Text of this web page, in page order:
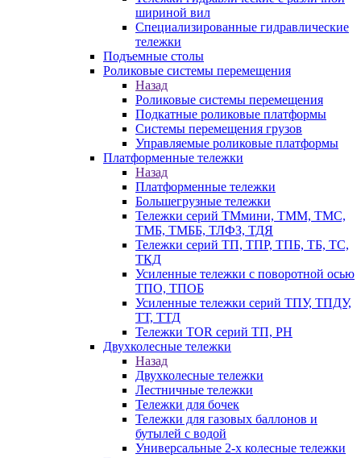
шириной вил
Специализированные гидравлические
тележки
Подъемные столы
Роликовые системы перемещения
Назад
Роликовые системы перемещения
Подкатные роликовые платформы
Системы перемещения грузов
Управляемые роликовые платформы
Платформенные тележки
Назад
Платформенные тележки
Большегрузные тележки
Тележки серий ТМмини, ТММ, ТМС,
ТМБ, ТМББ, ТЛФЗ, ТДЯ
Тележки серий ТП, ТПР, ТПБ, ТБ, ТС,
ТКД
Усиленные тележки с поворотной осью
ТПО, ТПОБ
Усиленные тележки серий ТПУ, ТПДУ,
ТТ, ТТД
Тележки TOR серий ТП, PH
Двухколесные тележки
Назад
Двухколесные тележки
Лестничные тележки
Тележки для бочек
Тележки для газовых баллонов и
бутылей с водой
Универсальные 2-х колесные тележки